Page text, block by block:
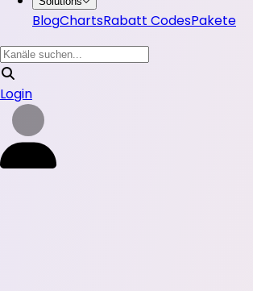
BlogChartsRabatt CodesPakete
Login